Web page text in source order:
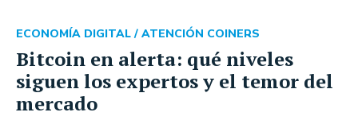
Bitcoin en alerta: qué niveles
siguen los expertos y el temor del
mercado
ECONOMÍA DIGITAL / ATENCIÓN COINERS